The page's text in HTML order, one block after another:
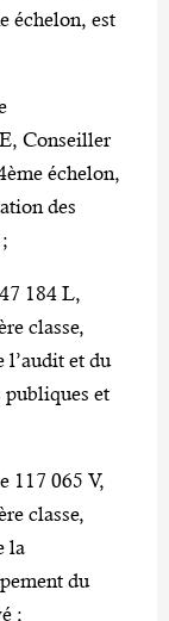
échelon, est
Conseiller
échelon,
des
184 L,
classe,
l’audit et du
et
117 065 V,
classe,
la
du
;